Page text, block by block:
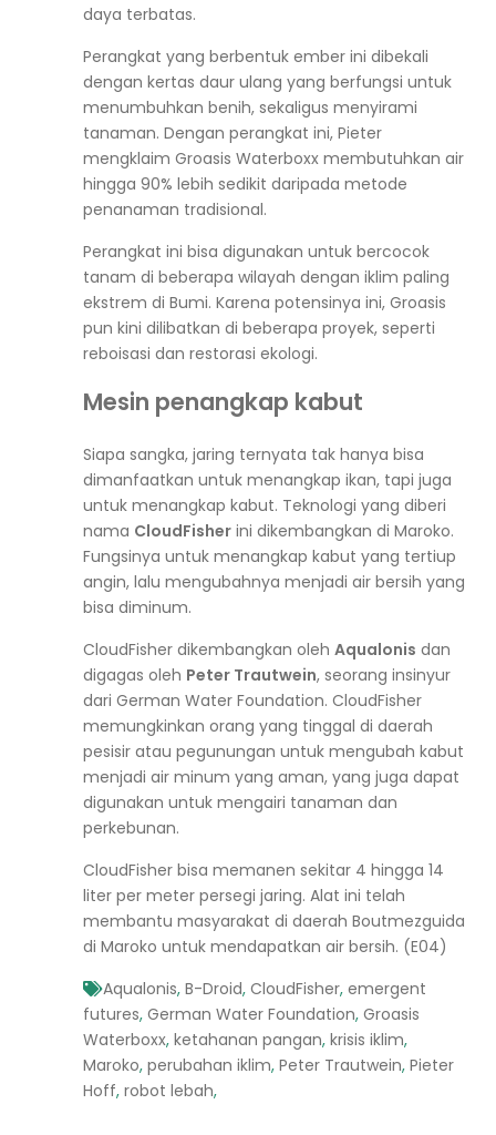
daya terbatas.
Perangkat yang berbentuk ember ini dibekali
dengan kertas daur ulang yang berfungsi untuk
menumbuhkan benih, sekaligus menyirami
tanaman. Dengan perangkat ini, Pieter
mengklaim Groasis Waterboxx membutuhkan air
hingga 90% lebih sedikit daripada metode
penanaman tradisional.
Perangkat ini bisa digunakan untuk bercocok
tanam di beberapa wilayah dengan iklim paling
ekstrem di Bumi. Karena potensinya ini, Groasis
pun kini dilibatkan di beberapa proyek, seperti
reboisasi dan restorasi ekologi.
Mesin penangkap kabut
Siapa sangka, jaring ternyata tak hanya bisa
dimanfaatkan untuk menangkap ikan, tapi juga
untuk menangkap kabut. Teknologi yang diberi
nama CloudFisher ini dikembangkan di Maroko.
Fungsinya untuk menangkap kabut yang tertiup
angin, lalu mengubahnya menjadi air bersih yang
bisa diminum.
CloudFisher dikembangkan oleh Aqualonis dan
digagas oleh Peter Trautwein, seorang insinyur
dari German Water Foundation. CloudFisher
memungkinkan orang yang tinggal di daerah
pesisir atau pegunungan untuk mengubah kabut
menjadi air minum yang aman, yang juga dapat
digunakan untuk mengairi tanaman dan
perkebunan.
CloudFisher bisa memanen sekitar 4 hingga 14
liter per meter persegi jaring. Alat ini telah
membantu masyarakat di daerah Boutmezguida
di Maroko untuk mendapatkan air bersih. (E04)
Aqualonis, B-Droid, CloudFisher, emergent
futures, German Water Foundation, Groasis
Waterboxx, ketahanan pangan, krisis iklim,
Maroko, perubahan iklim, Peter Trautwein, Pieter
Hoff, robot lebah,